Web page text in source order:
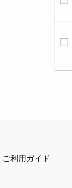
ご利用ガイド